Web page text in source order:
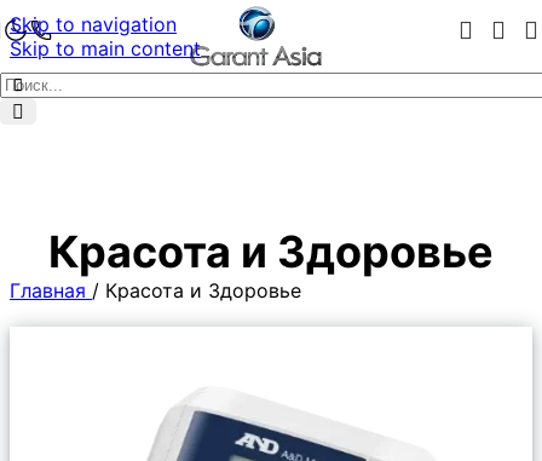
Skip to navigation
Skip to main content
Красота и Здоровье
Главная / Красота и Здоровье